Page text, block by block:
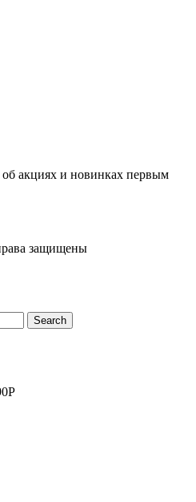
акциях и новинках первым
защищены
Search
Р